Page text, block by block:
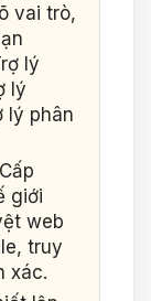
vai trò,
lý
lý
lý phân
Cấp
giới
web
truy
xác.